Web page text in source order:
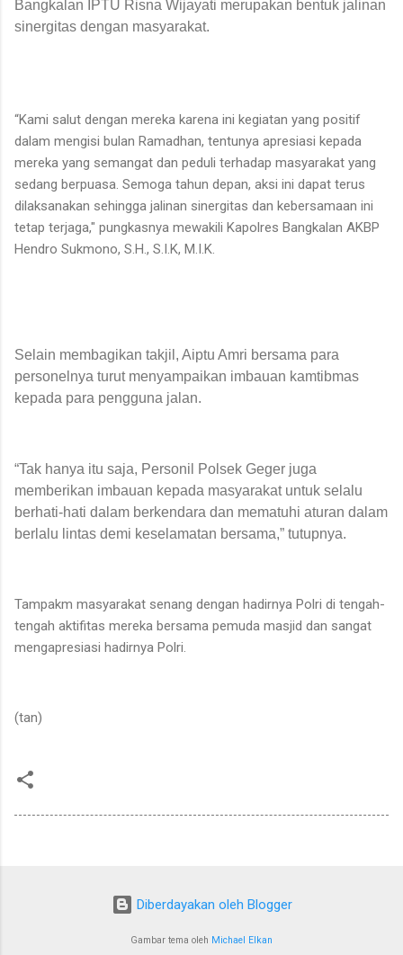
Bangkalan IPTU Risna Wijayati merupakan bentuk jalinan
sinergitas dengan masyarakat.
“Kami salut dengan mereka karena ini kegiatan yang positif
dalam mengisi bulan Ramadhan, tentunya apresiasi kepada
mereka yang semangat dan peduli terhadap masyarakat yang
sedang berpuasa. Semoga tahun depan, aksi ini dapat terus
dilaksanakan sehingga jalinan sinergitas dan kebersamaan ini
tetap terjaga," pungkasnya mewakili Kapolres Bangkalan AKBP
Hendro Sukmono, S.H., S.I.K, M.I.K.
Selain membagikan takjil, Aiptu Amri bersama para
personelnya turut menyampaikan imbauan kamtibmas
kepada para pengguna jalan.
“Tak hanya itu saja, Personil Polsek Geger juga
memberikan imbauan kepada masyarakat untuk selalu
berhati-hati dalam berkendara dan mematuhi aturan dalam
berlalu lintas demi keselamatan bersama,” tutupnya.
Tampakm masyarakat senang dengan hadirnya Polri di tengah-
tengah aktifitas mereka bersama pemuda masjid dan sangat
mengapresiasi hadirnya Polri.
(tan)
Diberdayakan oleh Blogger
Gambar tema oleh Michael Elkan